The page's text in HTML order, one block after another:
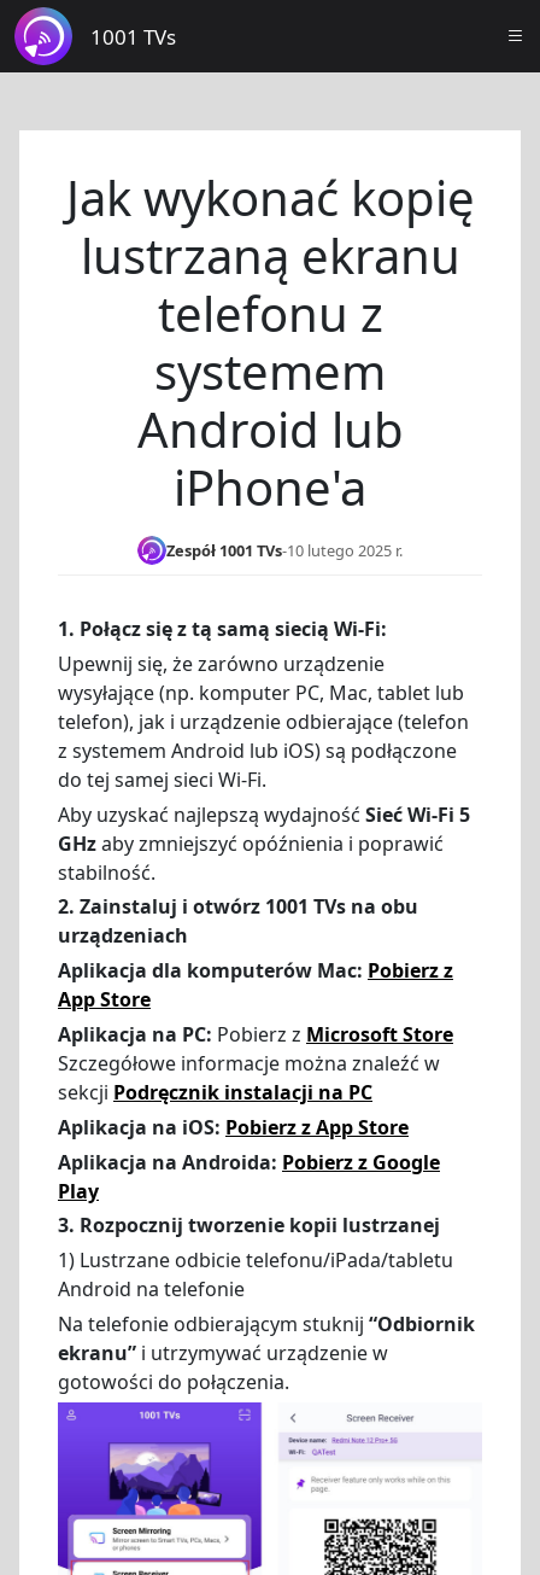
1001 TVs
Jak wykonać kopię
lustrzaną ekranu
telefonu z
systemem
Android lub
iPhone'a
Zespół 1001 TVs-10 lutego 2025 r.
1. Połącz się z tą samą siecią Wi-Fi:
Upewnij się, że zarówno urządzenie
wysyłające (np. komputer PC, Mac, tablet lub
telefon), jak i urządzenie odbierające (telefon
z systemem Android lub iOS) są podłączone
do tej samej sieci Wi-Fi.
Aby uzyskać najlepszą wydajność Sieć Wi-Fi 5
GHzaby zmniejszyć opóźnienia i poprawić
stabilność.
2. Zainstaluj i otwórz 1001 TVs na obu
urządzeniach
Aplikacja dla komputerów Mac: Pobierz z
App Store
Aplikacja na PC: Pobierz z Microsoft Store
Szczegółowe informacje można znaleźć w
sekcji Podręcznik instalacji na PC
Aplikacja na iOS: Pobierz z App Store
Aplikacja na Androida: Pobierz z Google
Play
3. Rozpocznij tworzenie kopii lustrzanej
1) Lustrzane odbicie telefonu/iPada/tabletu
Android na telefonie
Na telefonie odbierającym stuknij “Odbiornik
ekranu” i utrzymywać urządzenie w
gotowości do połączenia.